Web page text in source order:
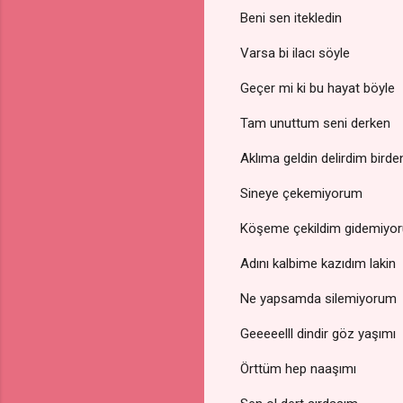
Beni sen itekledin
Varsa bi ilacı söyle
Geçer mi ki bu hayat böyle
Tam unuttum seni derken
Aklıma geldin delirdim
Sineye çekemiyorum
Köşeme çekildim
Adını kalbime kazıdım lakin
Ne yapsamda silemiyorum
Geeeeelll dindir göz yaşımı
Örttüm hep naaşımı